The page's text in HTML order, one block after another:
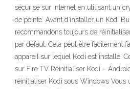
sécurisé sur Internet en utilisant un
de pointe. Avant d'installer un Kodi
recommandons toujours de
par défaut. Cela peut être facilement
appareil sur lequel Kodi est installé.
sur Fire TV Réinitialiser Kodi –
réinitialiser Kodi sous Windows Vous